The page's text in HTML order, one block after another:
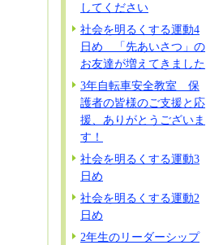
してください
社会を明るくする運動4
日め 「先あいさつ」の
お友達が増えてきました
3年自転車安全教室 保
護者の皆様のご支援と応
援、ありがとうございま
す！
社会を明るくする運動3
日め
社会を明るくする運動2
日め
2年生のリーダーシップ